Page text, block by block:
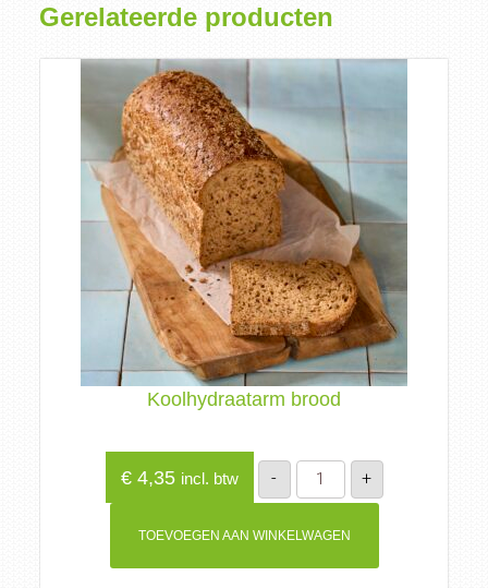
Gerelateerde producten
Koolhydraatarm brood
€4,35 incl. btw -
Koolhydraatarm
brood
aantal
+
TOEVOEGEN AAN WINKELWAGEN